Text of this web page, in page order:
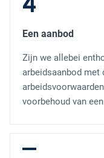
Een aanbod
Zijn we allebei
arbeidsaanbod met
voorbehoud van